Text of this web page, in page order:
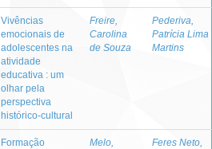
Vivências
emocionais de
adolescentes na
atividade
educativa : um
olhar pela
perspectiva
histórico-cultural
Freire,
Carolina
de Souza
Pederiva,
Patrícia Lima
Martins
Formação
Melo,
Feres Neto,